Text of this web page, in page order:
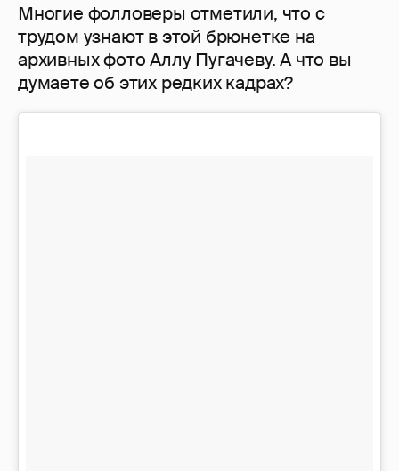
Многие фолловеры отметили, что с
трудом узнают в этой брюнетке на
архивных фото Аллу Пугачеву. А что вы
думаете об этих редких кадрах?